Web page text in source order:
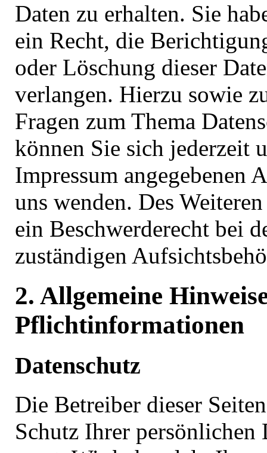
Daten zu erhalten. Sie
ein Recht, die
oder Löschung dieser
verlangen. Hierzu sowie
Fragen zum Thema
können Sie sich jederzeit
Impressum angegebenen
uns wenden. Des
ein Beschwerderecht bei
zuständigen
2. Allgemeine
Pflichtinformationen
Datenschutz
Die Betreiber dieser
Schutz Ihrer persönlichen